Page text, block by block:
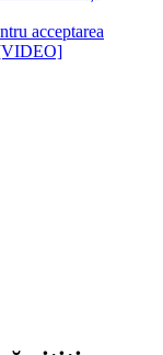
acceptarea
[VIDEO]